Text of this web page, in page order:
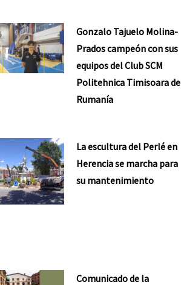
Gonzalo Tajuelo Molina-
Prados campeón con sus
equipos del Club SCM
Politehnica Timisoara de
Rumanía
La escultura del Perlé en
Herencia se marcha para
su mantenimiento
Comunicado de la